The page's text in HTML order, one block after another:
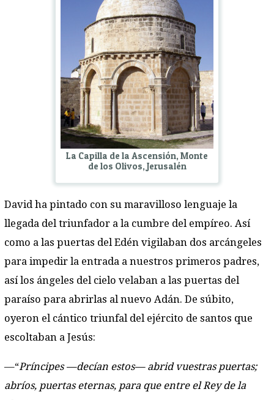
La Capilla de la Ascensión, Monte
de los Olivos, Jerusalén
David ha pintado con su maravilloso lenguaje la
llegada del triunfador a la cumbre del empíreo. Así
como a las puertas del Edén vigilaban dos arcángeles
para impedir la entrada a nuestros primeros padres,
así los ángeles del cielo velaban a las puertas del
paraíso para abrirlas al nuevo Adán. De súbito,
oyeron el cántico triunfal del ejército de santos que
escoltaban a Jesús:
—“Príncipes—decían estos— abrid vuestras puertas;
abríos, puertas eternas, para que entre el Rey de la